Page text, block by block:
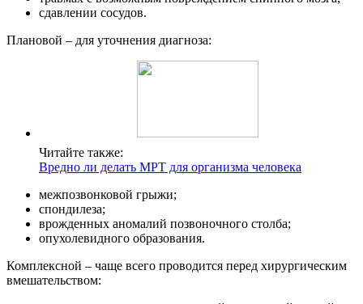
сдавлении сосудов.
Плановой – для уточнения диагноза:
Читайте также:
Вредно ли делать МРТ для организма человека
межпозвонковой грыжи;
спондилеза;
врожденных аномалий позвоночного столба;
опухолевидного образования.
Комплексной – чаще всего проводится перед хирургическим
вмешательством: